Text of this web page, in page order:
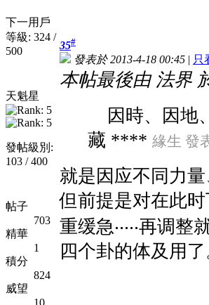
下一用戶
等級: 324 /
500
天魁星
發帖級別:
103 / 400
帖子
703
精華
1
積分
824
威望
10
35#
發表於 2013-4-18 00:45 | 只
本帖最後由 法界
因時、因地
藏 **** 緣生 發
就是因应不同力
但前提是对在此
重缓急‧‧‧‧‧再调
四个卦的体及用了